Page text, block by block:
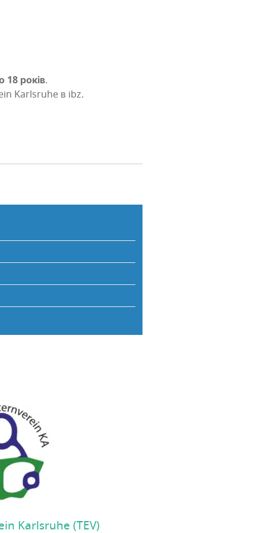
18 років.
Karlsruhe в ibz.
Karlsruhe (TEV)